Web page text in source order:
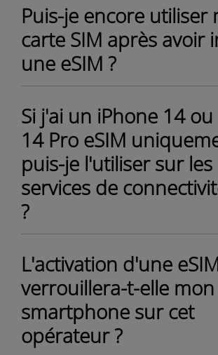
Puis-je encore utiliser
carte SIM après avoir
une eSIM ?
Si j'ai un iPhone 14
14 Pro eSIM
puis-je l'utiliser sur les
services de
?
L'activation d'une
verrouillera-t-elle mon
smartphone sur cet
opérateur ?